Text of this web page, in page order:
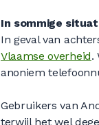
In sommige
In geval van
Vlaamse overheid.
anoniem
Gebruikers van
terwijl het wel